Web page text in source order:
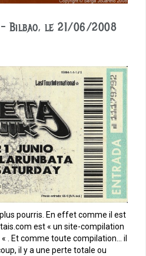
– Bilbao, le 21/06/2008
pourris. En effet comme il est
est « un site-compilation
. Et comme toute compilation… il
il y a une perte totale ou